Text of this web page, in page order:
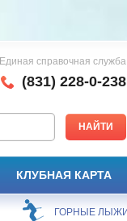
Единая справочная служба
(831) 228-0-238
КЛУБНАЯ КАРТА
ГОРНЫЕ ЛЫЖИ